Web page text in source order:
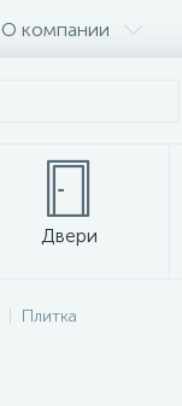
О компании
Двери
Плитка